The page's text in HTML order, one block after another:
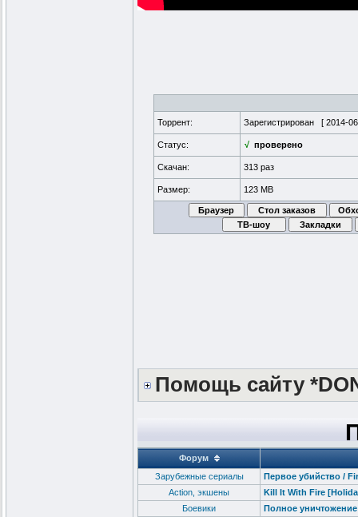
Торрент: Зарегистрирован [ 2014-
Статус: √ проверено
Скачан: 313 раз
Размер: 123 MB
Помощь сайту
Форум
Зарубежные сериалы
Первое убийство /
Action, экшены
Kill It With Fire
Боевики
Полное